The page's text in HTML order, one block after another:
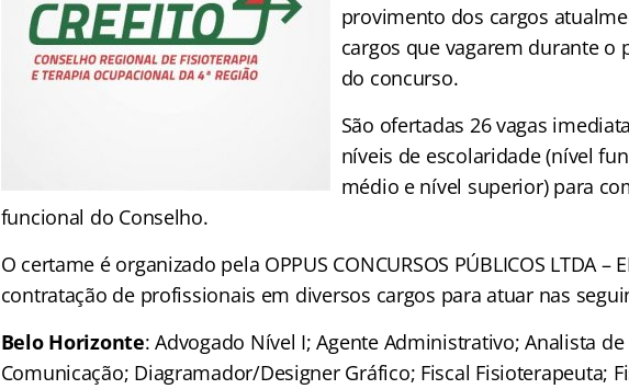
provimento dos cargos
cargos que vagarem durante o
do concurso.
São ofertadas 26 vagas
níveis de escolaridade (nível
médio e nível superior) para
funcional do Conselho.
O certame é organizado pela OPPUS CONCURSOS PÚBLICOS LTDA –
contratação de profissionais em diversos cargos para atuar nas
Belo Horizonte: Advogado Nível I; Agente Administrativo; Analista de
Comunicação; Diagramador/Designer Gráfico; Fiscal Fisioterapeuta;